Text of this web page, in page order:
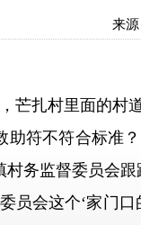
来
扎村里面的村道
助符不符合标准
村务监督委员会
会这个‘家门口